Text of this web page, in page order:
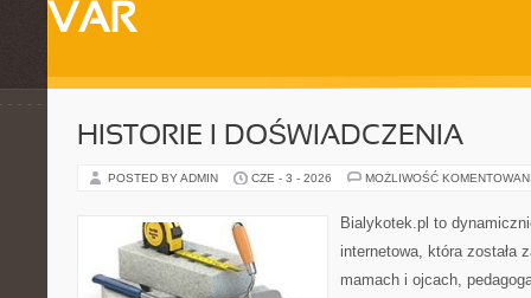
VAR
HISTORIE I DOŚWIADCZENIA
POSTED BY ADMIN CZE - 3 - 2026 MOŻLIWOŚĆ
Bialykotek.pl to
internetowa, która została
mamach i ojcach,